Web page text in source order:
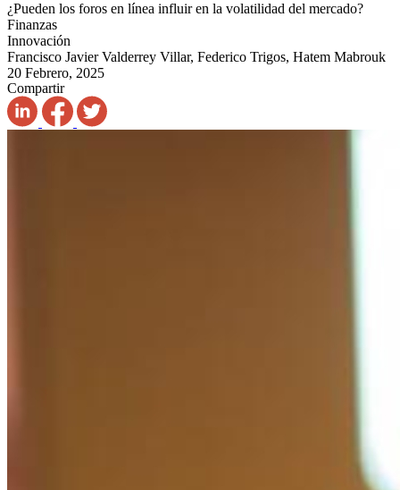
¿Pueden los foros en línea influir en la volatilidad del mercado?
Finanzas
Innovación
Francisco Javier Valderrey Villar, Federico Trigos, Hatem Mabrouk
20 Febrero, 2025
Compartir